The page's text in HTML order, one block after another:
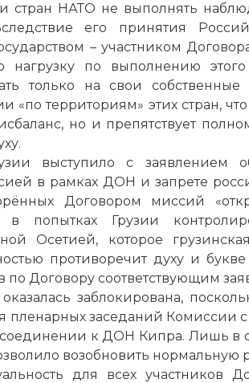
стран НАТО не выполнять
его принятия
– участником
по выполнению этого
только на свои
территориям» этих стран, что
но и препятствует
выступило с заявлением
в рамках ДОН и запрете
Договором миссий
попытках Грузии
Осетией, которое
противоречит духу и
Договору соответствующим
заблокирована,
пленарных заседаний Комиссии
к ДОН Кипра. Лишь в
возобновить нормальную
для всех участников